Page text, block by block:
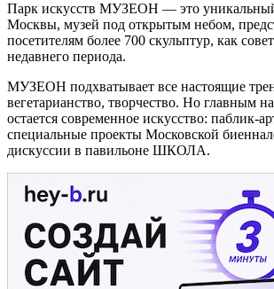
Парк искусств МУЗЕОН — это
Москвы, музей под открытым небом,
посетителям более 700 скульптур, как
недавнего периода.
МУЗЕОН подхватывает все настоящие
вегетарианство, творчество. Но главным
остается современное искусство: паблик-
специальные проекты Московской
дискуссии в павильоне ШКОЛА.